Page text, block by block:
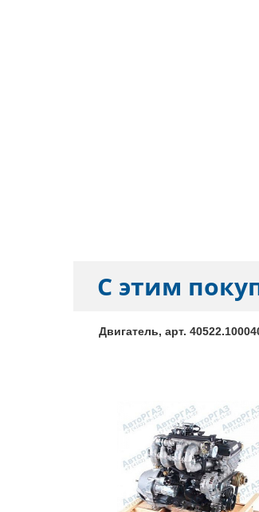
С этим
Двигатель, арт.